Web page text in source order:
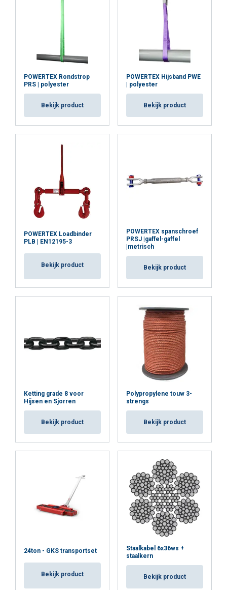
Materiaal:
Markering:
Waarschuwing:
POWERTEX Rondstrop
PRS | polyester
Bekijk product
POWERTEX Hijsband PWE
| polyester
Bekijk product
POWERTEX Loadbinder
PLB | EN12195-3
Bekijk product
POWERTEX spanschroef
PRSJ |gaffel-gaffel
|metrisch
Bekijk product
Ketting grade 8 voor
Hijsen en Sjorren
Bekijk product
Polypropylene touw 3-
strengs
Bekijk product
24ton - GKS transportset
Bekijk product
Staalkabel 6x36ws +
staalkern
Bekijk product